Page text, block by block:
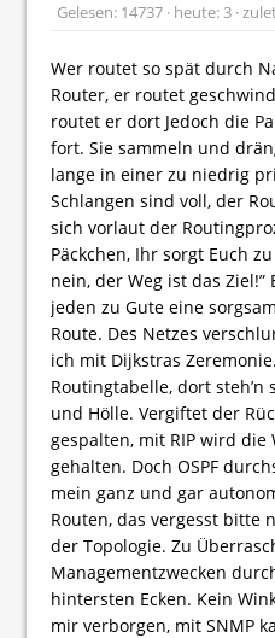
Gelesen: 14737 · heute: 3 ·
Wer routet so spät durch
Router, er routet
routet er dort Jedoch die
fort. Sie sammeln und
lange in einer zu niedrig
Schlangen sind voll, der
sich vorlaut der
Päckchen, Ihr sorgt Euch
nein, der Weg ist das
jeden zu Gute eine
Route. Des Netzes
ich mit Dijkstras
Routingtabelle, dort steh’n
und Hölle. Vergiftet der
gespalten, mit RIP wird
gehalten. Doch OSPF
mein ganz und gar
Routen, das vergesst bitte
der Topologie. Zu
Managementzwecken
hintersten Ecken. Kein
mir verborgen, mit SNMP